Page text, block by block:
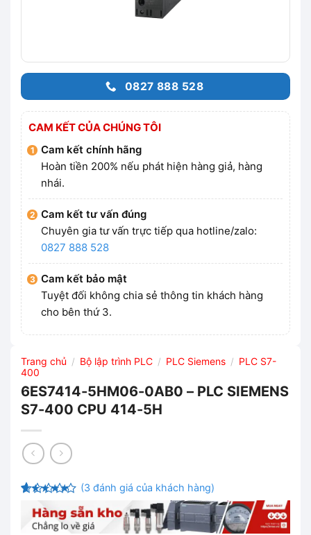
0827 888 528
CAM KẾT CỦA CHÚNG TÔI
Cam kết chính hãng
Hoàn tiền 200% nếu phát hiện hàng giả, hàng
nhái.
Cam kết tư vấn đúng
Chuyên gia tư vấn trực tiếp qua hotline/zalo:
0827 888 528
Cam kết bảo mật
Tuyệt đối không chia sẻ thông tin khách hàng
cho bên thứ 3.
Trang chủ / Bộ lập trình PLC / PLC Siemens / PLC S7-
400
6ES7414-5HM06-0AB0 – PLC SIEMENS
S7-400 CPU 414-5H
4.67trên
5 dựa trên
đánh giá
(3 đánh giá của khách hàng)